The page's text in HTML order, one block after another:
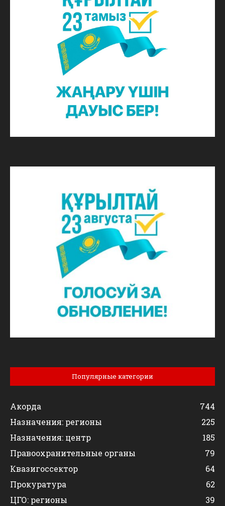
Популярные категории
Акорда
744
Назначения: регионы
225
Назначения: центр
185
Правоохранительные органы
79
Квазигоссектор
64
Прокуратура
62
ЦГО: регионы
39